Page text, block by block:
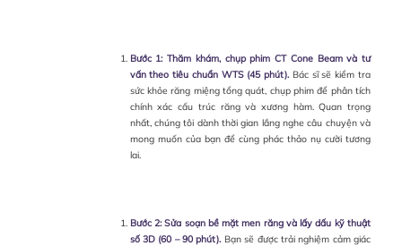
Bước 1: Thăm khám, chụp phim CT Cone Beam và tư
vấn theo tiêu chuẩn WTS (45 phút).Bác sĩ sẽ kiểm tra
sức khỏe răng miệng tổng quát, chụp phim để phân tích
chính xác cấu trúc răng và xương hàm. Quan trọng
nhất, chúng tôi dành thời gian lắng nghe câu chuyện và
mong muốn của bạn để cùng phác thảo nụ cười tương
lai.
Bước 2: Sửa soạn bề mặt men răng và lấy dấu kỹ thuật
số 3D (60 – 90 phút).Bạn sẽ được trải nghiệm cảm giác